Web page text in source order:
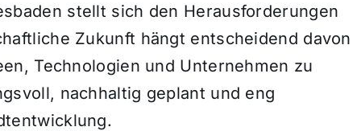
stellt sich den Herausforderungen
Zukunft hängt entscheidend davon
Technologien und Unternehmen zu
nachhaltig geplant und eng